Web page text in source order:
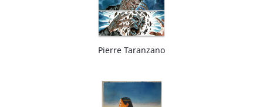
Pierre Taranzano